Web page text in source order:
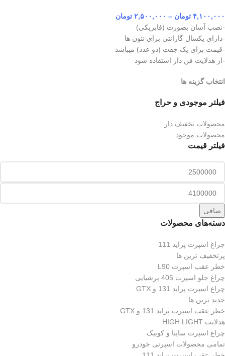
فیلتر موجودی و حراج
محصولات تخفیف دار
محصولات موجود
فیلتر قیمت
صافی
دسته‌های محصولات
چراغ اسپرت پراید 111
پرتخفیف ترین ها
خطر عقب اسپرت L90
چراغ جلو اسپرت 405 پرشیایی
چراغ اسپرت پراید 131 و GTX
جدید ترین ها
خطر عقب اسپرت پراید 131 و GTX
هدلایت HIGH LIGHT
چراغ اسپرت ساینا و کوییک
تمامی محصولات اسپرتی خودرو
۴,۱۰۰,۰۰۰ تومان – ۲,۵۰۰,۰۰۰ تومان
-نصب آسان بصورت (فابریکی)
-دارای یکسال گارانتی برای نئون ها
-قیمت برای یک جفت (دو عدد) میباشد
-از هدلایت فن دار استفاده شود
انتخاب گزینه ها